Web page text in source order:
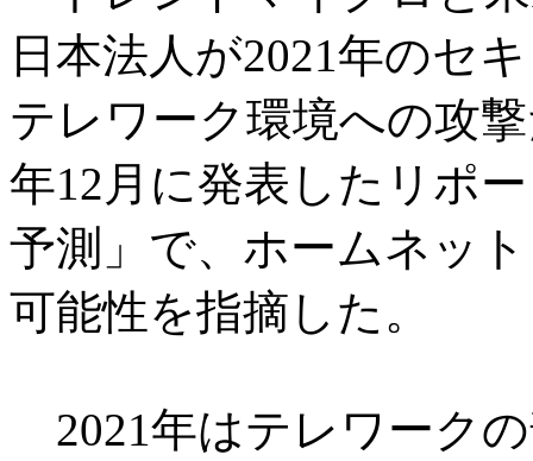
日本法人が2021年のセ
テレワーク環境への攻
年12月に発表したリポ
予測」で、ホームネッ
可能性を指摘した。
2021年はテレワーク